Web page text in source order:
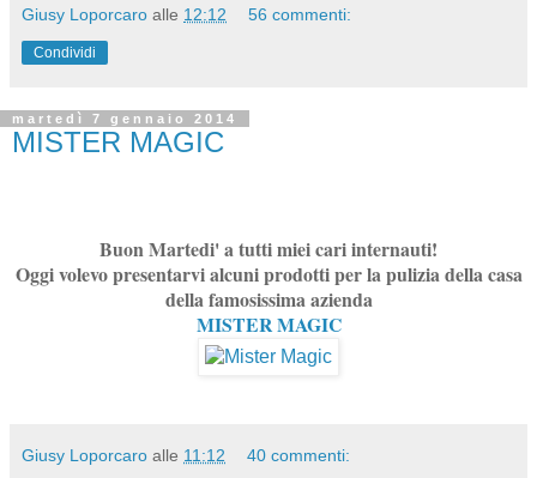
Giusy Loporcaro alle 12:12 56 commenti:
Condividi
martedì 7 gennaio 2014
MISTER MAGIC
Buon Martedi' a tutti miei cari internauti!
Oggi volevo presentarvi alcuni prodotti per la pulizia della casa
della famosissima azienda
MISTER MAGIC
Giusy Loporcaro alle 11:12 40 commenti: